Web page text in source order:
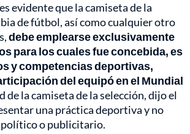
evidente que la camiseta de la
de fútbol, así como cualquier otro
debe emplearse exclusivamente
para los cuales fue concebida, es
y competencias deportivas,
del equipó en el Mundial
de la camiseta de la selección, dijo el
una práctica deportiva y no
político o publicitario.